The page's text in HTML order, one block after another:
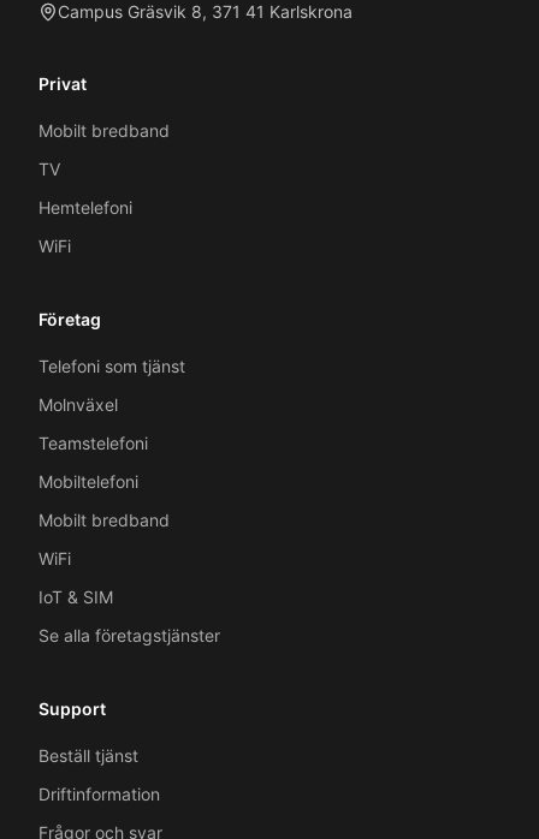
Campus Gräsvik 8, 371 41 Karlskrona
Privat
Mobilt bredband
TV
Hemtelefoni
WiFi
Företag
Telefoni som tjänst
Molnväxel
Teamstelefoni
Mobiltelefoni
Mobilt bredband
WiFi
IoT & SIM
Se alla företagstjänster
Support
Beställ tjänst
Driftinformation
Frågor och svar